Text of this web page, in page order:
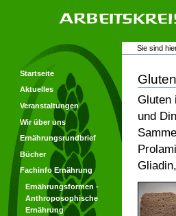
Benutzerspezifische
Werkzeuge
Startseite
Aktuelles
Veranstaltungen
Wir über uns
Ernährungsrundbrief
Bücher
Fachinfo Ernährung
Ernährungsformen -
Anthroposophische
Ernährung
Sie sind
Gluten
und